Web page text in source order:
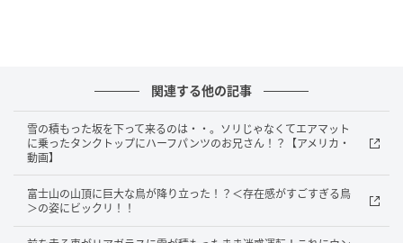
関連する他の記事
雪の積もった坂を下って来るのは・・。ソリじゃなくてエアマット
に乗ったタンクトップにハーフパンツのお兄さん！？【アメリカ・
動画】
富士山の山頂に巨大な鳥が降り立った！？＜存在感がすごすぎる鳥
＞の姿にビックリ！！